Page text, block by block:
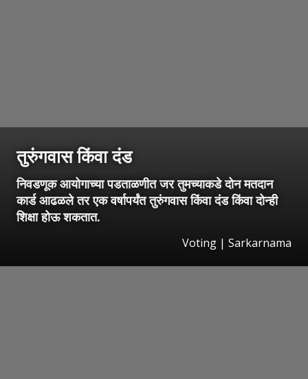
तुरुंगवास किंवा दंड
निवडणूक आयोगाच्या पडताळणीत जर तुमच्याकडे दोन मतदान
कार्ड आढळले तर एक वर्षापर्यंत तुरुंगवास किंवा दंड किंवा दोन्ही
शिक्षा होऊ शकतात.
Voting | Sarkarnama